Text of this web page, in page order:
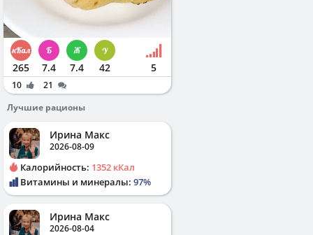
265 7.4 7.4 42 5
10
21
Лучшие рационы
Ирина Макс
2026-08-09
Калорийность: 1352 кКал
Витамины и минералы: 97%
Ирина Макс
2026-08-04